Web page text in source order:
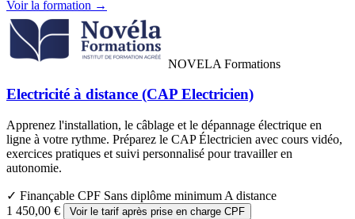
Voir la formation →
NOVELA Formations
Electricité à distance (CAP Electricien)
Apprenez l'installation, le câblage et le dépannage électrique en
ligne à votre rythme. Préparez le CAP Électricien avec cours vidéo,
exercices pratiques et suivi personnalisé pour travailler en
autonomie.
✓ Finançable CPF Sans diplôme minimum A distance
1 450,00 €
Voir le tarif après prise en charge CPF